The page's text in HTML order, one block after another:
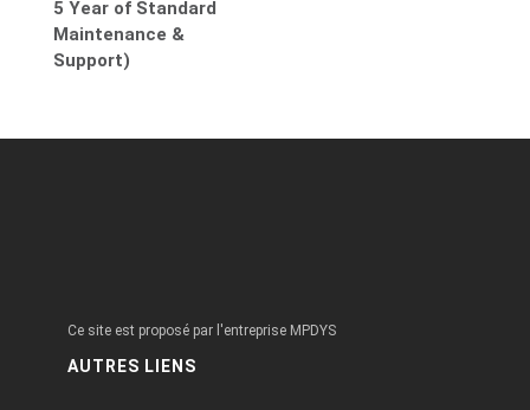
5 Year of Standard
Maintenance &
Support)
Ce site est proposé par l'entreprise MPDYS
AUTRES LIENS